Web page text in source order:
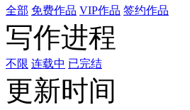
全部 免费作品 VIP作品 签约作品
写作进程
不限 连载中 已完结
更新时间